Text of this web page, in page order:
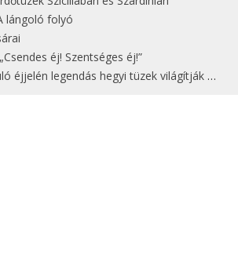
lángoló folyó
éj! Szentséges éj!”
legendás hegyi tüzek világítják meg Zugspitzét